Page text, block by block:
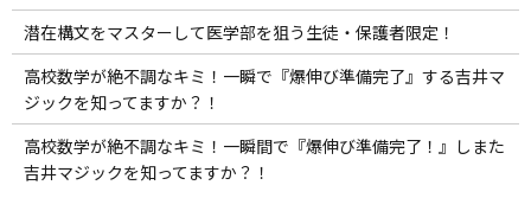
潜在構文をマスターして医学部を狙う生徒・保護者限定！
高校数学が絶不調なキミ！一瞬で『爆伸び準備完了』する吉井マ
ジックを知ってますか？！
高校数学が絶不調なキミ！一瞬間で『爆伸び準備完了！』しまた
吉井マジックを知ってますか？！